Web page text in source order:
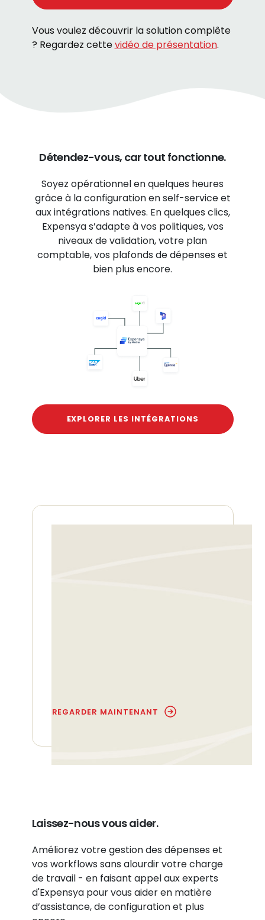
Vous voulez découvrir la solution complête
? Regardez cettevidéo de présentation.
Détendez-vous, car tout fonctionne.
Soyez opérationnel en quelques heures
grâce à la configuration en self-service et
aux intégrations natives. En quelques clics,
Expensya s’adapte à vos politiques, vos
niveaux de validation, votre plan
comptable, vos plafonds de dépenses et
bien plus encore.
EXPLORER LES INTÉGRATIONS
REGARDER MAINTENANT
Laissez-nous vous aider.
Améliorez votre gestion des dépenses et
vos workflows sans alourdir votre charge
de travail - en faisant appel aux experts
d'Expensya pour vous aider en matière
d’assistance, de configuration et plus